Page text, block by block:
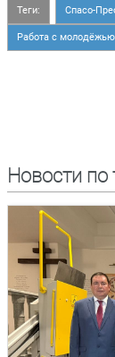
Теги: Спасо-
Работа с молодёжью
Новости по